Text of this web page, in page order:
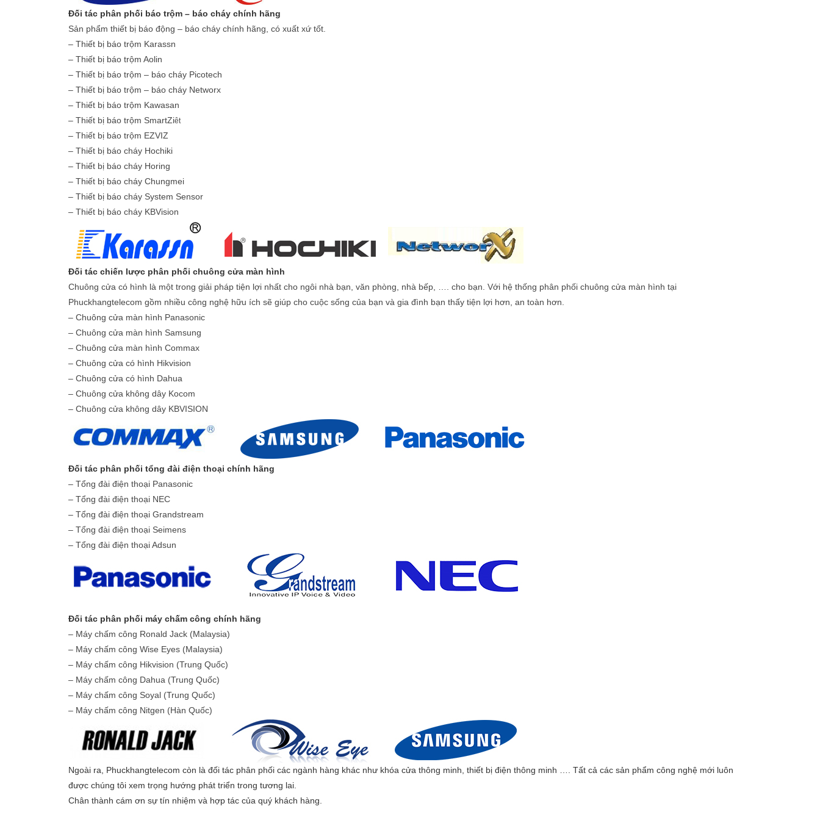
Đối tác phân phối báo trộm – báo cháy chính hãng
Sản phẩm thiết bị báo động – báo cháy chính hãng , có xuất xứ tốt.
– Thiết bị báo trộm Karassn
– Thiết bị báo trộm Aolin
– Thiết bị báo trộm – báo cháy Picotech
– Thiết bị báo trộm – báo cháy Networx
– Thiết bị báo trộm Kawasan
– Thiết bị báo trộm SmartZiêt
– Thiết bị báo trộm EZVIZ
– Thiết bị báo cháy Hochiki
– Thiết bị báo cháy Horing
– Thiết bị báo cháy Chungmei
– Thiết bị báo cháy System Sensor
– Thiết bị báo cháy KBVision
Đối tác chiến lược phân phối chuông cửa màn hình
Chuông cửa có hình là một trong giải pháp tiện lợi nhất cho ngôi nhà bạn, văn phòng, nhà bếp, …. cho bạn. Với hệ thống phân phối chuông cửa màn hình tại
Phuckhangtelecom gồm nhiều công nghệ hữu ích sẽ giúp cho cuộc sống của bạn và gia đình bạn thấy tiện lợi hơn, an toàn hơn.
– Chuông cửa màn hình Panasonic
– Chuông cửa màn hình Samsung
– Chuông cửa màn hình Commax
– Chuông cửa có hình Hikvision
– Chuông cửa có hình Dahua
– Chuông cửa không dây Kocom
– Chuông cửa không dây KBVISION
Đối tác phân phối tổng đài điện thoại chính hãng
– Tổng đài điện thoại Panasonic
– Tổng đài điện thoại NEC
– Tổng đài điện thoại Grandstream
– Tổng đài điện thoại Seimens
– Tổng đài điện thoại Adsun
Đối tác phân phối máy chấm công chính hãng
– Máy chấm công Ronald Jack (Malaysia)
– Máy chấm công Wise Eyes (Malaysia)
– Máy chấm công Hikvision (Trung Quốc)
– Máy chấm công Dahua (Trung Quốc)
– Máy chấm công Soyal (Trung Quốc)
– Máy chấm công Nitgen (Hàn Quốc)
Ngoài ra, Phuckhangtelecom còn là đối tác phân phối các ngành hàng khác như khóa cửa thông minh, thiết bị điện thông minh …. Tất cả các sản phẩm công nghệ mới luôn
được chúng tôi xem trọng hướng phát triển trong tương lai.
Chân thành cám ơn sự tín nhiệm và hợp tác của quý khách hàng.